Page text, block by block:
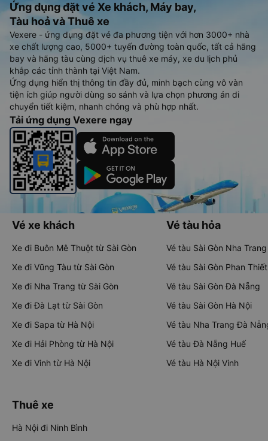
Ứng dụng đặt vé Xe khách, Máy bay,
Tàu hoả và Thuê xe
Vexere - ứng dụng đặt vé đa phương tiện với hơn 3000+ nhà
xe chất lượng cao, 5000+ tuyến đường toàn quốc, tất cả hãng
bay và hãng tàu cùng dịch vụ thuê xe máy, xe du lịch phủ
khắp các tỉnh thành tại Việt Nam.
Ứng dụng hiển thị thông tin đầy đủ, minh bạch cùng vô vàn
tiện ích giúp người dùng so sánh và lựa chọn phương án di
chuyển tiết kiệm, nhanh chóng và phù hợp nhất.
Tải ứng dụng Vexere ngay
Vé xe khách
Xe đi Buôn Mê Thuột từ Sài Gòn
Xe đi Vũng Tàu từ Sài Gòn
Xe đi Nha Trang từ Sài Gòn
Xe đi Đà Lạt từ Sài Gòn
Xe đi Sapa từ Hà Nội
Xe đi Hải Phòng từ Hà Nội
Xe đi Vinh từ Hà Nội
Vé tàu hỏa
Vé tàu Sài Gòn Nha Trang
Vé tàu Sài Gòn Phan Thiết
Vé tàu Sài Gòn Đà Nẵng
Vé tàu Sài Gòn Hà Nội
Vé tàu Nha Trang Đà
Vé tàu Đà Nẵng Huế
Vé tàu Hà Nội Vinh
Thuê xe
Hà Nội đi Ninh Bình